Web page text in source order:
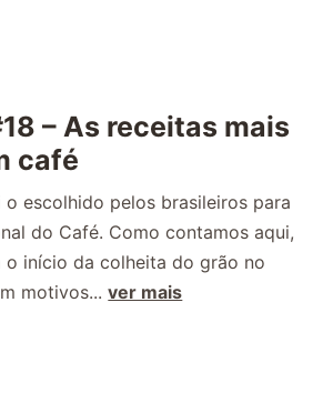
– As receitas mais
café
escolhido pelos brasileiros para
do Café. Como contamos aqui,
o início da colheita do grão no
motivos...ver mais